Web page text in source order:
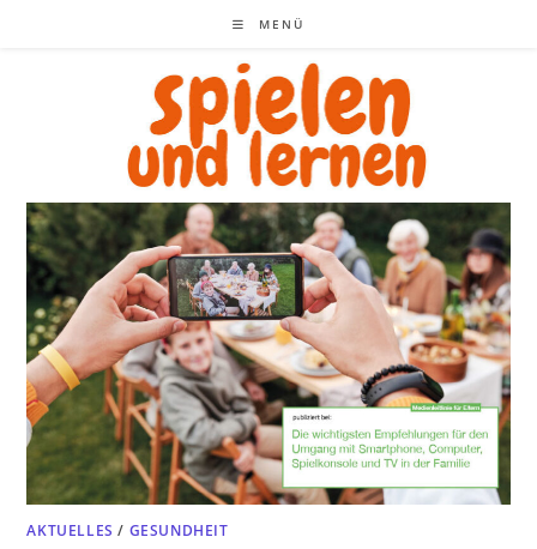
MENÜ
AKTUELLES / GESUNDHEIT